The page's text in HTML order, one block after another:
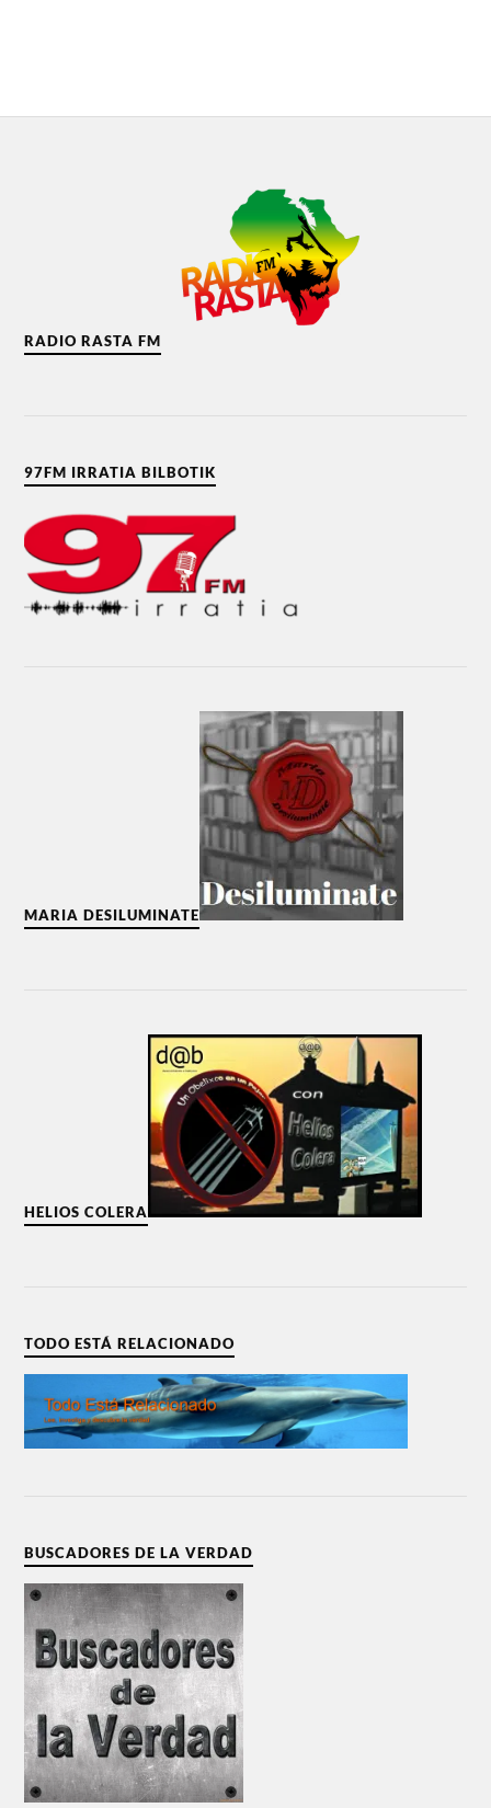
RADIO RASTA FM
97FM IRRATIA BILBOTIK
MARIA DESILUMINATE
HELIOS COLERA
TODO ESTÁ RELACIONADO
BUSCADORES DE LA VERDAD